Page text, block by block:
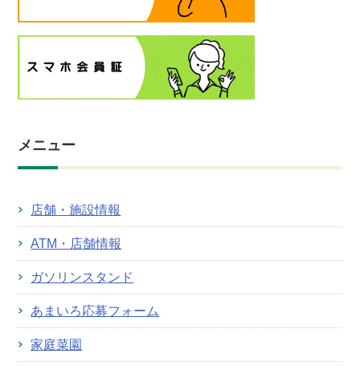
メニュー
店舗・施設情報
ATM・店舗情報
ガソリンスタンド
あまいろ応募フォーム
家庭菜園